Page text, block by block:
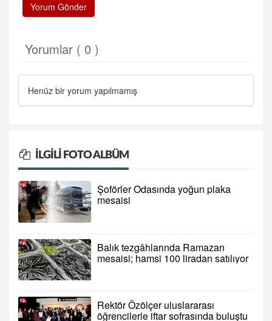
Yorum Gönder
Yorumlar ( 0 )
Henüz bir yorum yapılmamış
İLGILI FOTO ALBÜM
Şoförler Odasında yoğun plaka
mesaisi
Balık tezgâhlarında Ramazan
mesaisi; hamsi 100 liradan satılıyor
Rektör Özölçer uluslararası
öğrencilerle iftar sofrasında buluştu